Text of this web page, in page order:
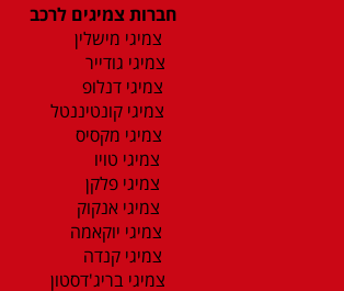
חברות צמיגים לרכב
צמיגי מישלין
צמיגי גודייר
צמיגי דנלופ
צמיגי קונטיננטל
צמיגי מקסיס
צמיגי טויו
צמיגי פלקן
צמיגי אנקוק
צמיגי יוקאמה
צמיגי קנדה
צמיגי בריג'דסטון